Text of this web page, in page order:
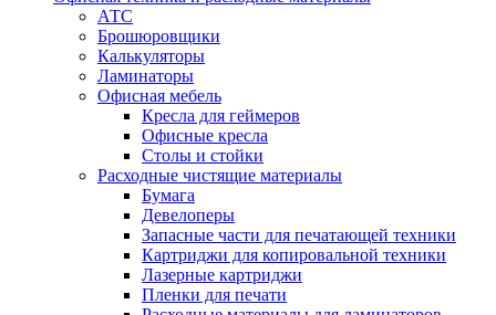
АТС
Брошюровщики
Калькуляторы
Ламинаторы
Офисная мебель
Кресла для геймеров
Офисные кресла
Столы и стойки
Расходные чистящие материалы
Бумага
Девелоперы
Запасные части для печатающей техники
Картриджи для копировальной техники
Лазерные картриджи
Пленки для печати